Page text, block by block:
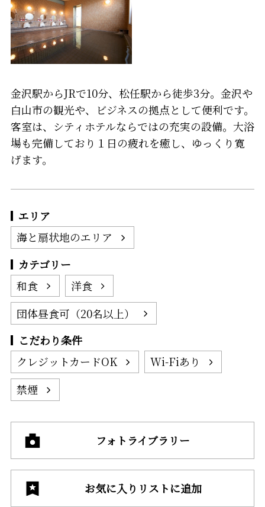
金沢駅からJRで10分、松任駅から徒歩3分。金沢や
白山市の観光や、ビジネスの拠点として便利です。
客室は、シティホテルならではの充実の設備。大浴
場も完備しており１日の疲れを癒し、ゆっくり寛
げます。
エリア
海と扇状地のエリア
カテゴリー
和食
洋食
団体昼食可（20名以上）
こだわり条件
クレジットカードOK
Wi-Fiあり
禁煙
フォトライブラリー
お気に入りリストに追加